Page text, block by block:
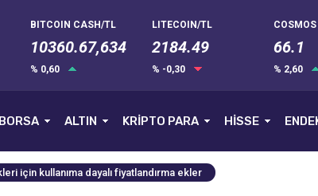
BITCOIN CASH/TL
10360.67,634
% 0,60
LITECOIN/TL
2184.49
% -0,30
66.1
% 2,60
BORSA ALTIN KRİPTO PARA HİSSE
için kullanıma dayalı fiyatlandırma ekler